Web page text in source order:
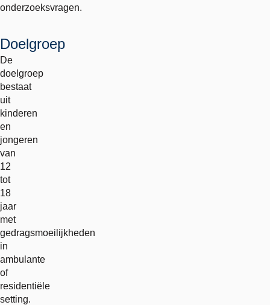
onderzoeksvragen.
Doelgroep
De
doelgroep
bestaat
uit
kinderen
en
jongeren
van
12
tot
18
jaar
met
gedragsmoeilijkheden
in
ambulante
of
residentiële
setting.